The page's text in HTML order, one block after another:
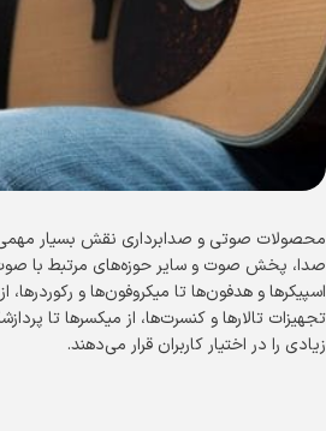
محصولات صوتی و صدابرداری نقش بسیار
صدا، پخش صوت و سایر حوزه‌های مرتبط با
اسپیکرها و هدفون‌ها تا میکروفون‌ها و رکوردرها،
تجهیزات تالارها و کنسرت‌ها، از میکسرها تا
زیادی را در اختیار کاربران قرار می‌دهند.